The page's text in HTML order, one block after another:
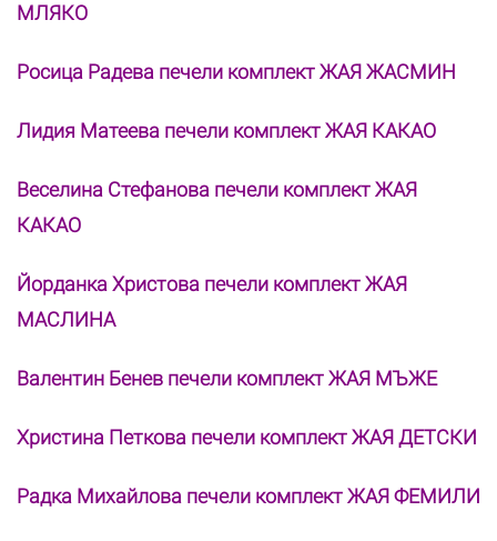
МЛЯКО
Росица Радева печели комплект ЖАЯ ЖАСМИН
Лидия Матеева печели комплект ЖАЯ КАКАО
Веселина Стефанова печели комплект ЖАЯ
КАКАО
Йорданка Христова печели комплект ЖАЯ
МАСЛИНА
Валентин Бенев печели комплект ЖАЯ МЪЖЕ
Христина Петкова печели комплект ЖАЯ ДЕТСКИ
Радка Михайлова печели комплект ЖАЯ ФЕМИЛИ